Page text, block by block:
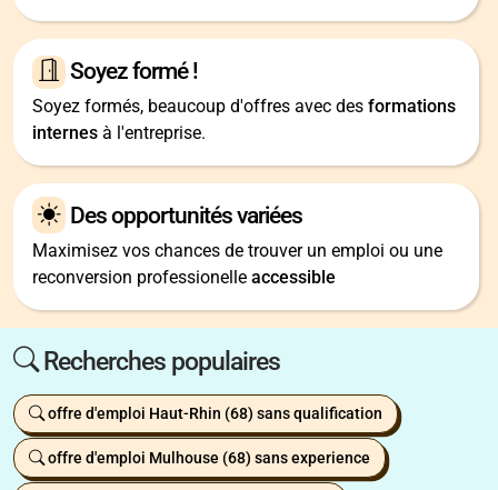
Soyez formé !
Soyez formés, beaucoup d'offres avec des formations
internes à l'entreprise.
Des opportunités variées
Maximisez vos chances de trouver un emploi ou une
reconversion professionelle accessible
Recherches populaires
offre d'emploi Haut-Rhin (68) sans qualification
offre d'emploi Mulhouse (68) sans experience